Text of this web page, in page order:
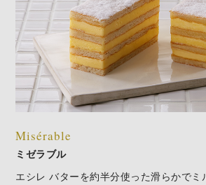
Misérable
ミゼラブル
エシレ バターを約半分使った滑らかでミ